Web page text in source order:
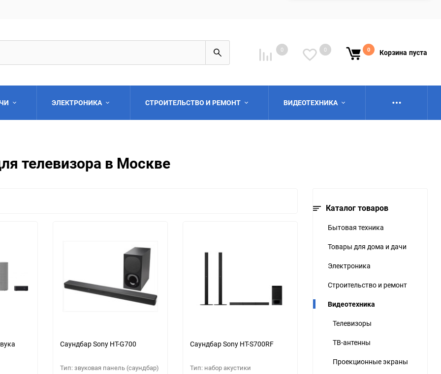
0 0 0 Корзина пуста
Выберите категорию
ЭЛЕКТРОНИКА СТРОИТЕЛЬСТВО И РЕМОНТ
Выберите категорию
ВИДЕОТЕХНИКА
телевизора в Москве
еще 2 фото
Саундбар Sony HT-G700
Тип: звуковая панель (саундбар)
Саундбар Sony HT-S700RF
Тип: набор акустики
Каталог товаров
Бытовая техника
Товары для дома и дачи
Электроника
Строительство и ремонт
Видеотехника
Телевизоры
ТВ-антенны
Проекционные экраны